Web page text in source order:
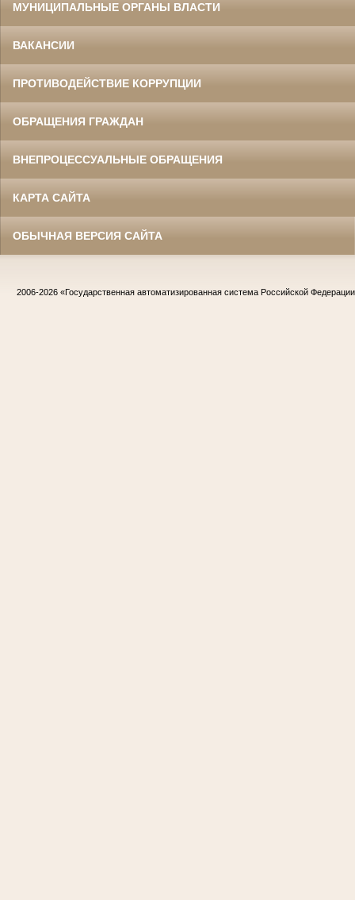
МУНИЦИПАЛЬНЫЕ ОРГАНЫ ВЛАСТИ
ВАКАНСИИ
ПРОТИВОДЕЙСТВИЕ КОРРУПЦИИ
ОБРАЩЕНИЯ ГРАЖДАН
ВНЕПРОЦЕССУАЛЬНЫЕ ОБРАЩЕНИЯ
КАРТА САЙТА
ОБЫЧНАЯ ВЕРСИЯ САЙТА
2006-2026 «Государственная автоматизированная система Российской